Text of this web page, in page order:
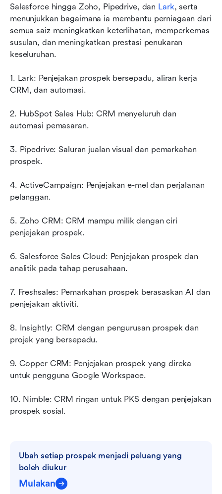
Salesforce hingga Zoho, Pipedrive, dan Lark, serta
menunjukkan bagaimana ia membantu perniagaan dari
semua saiz meningkatkan keterlihatan, memperkemas
susulan, dan meningkatkan prestasi penukaran
keseluruhan.
1. Lark: Penjejakan prospek bersepadu, aliran kerja
CRM, dan automasi.
2. HubSpot Sales Hub: CRM menyeluruh dan
automasi pemasaran.
3. Pipedrive: Saluran jualan visual dan pemarkahan
prospek.
4. ActiveCampaign: Penjejakan e-mel dan perjalanan
pelanggan.
5. Zoho CRM: CRM mampu milik dengan ciri
penjejakan prospek.
6. Salesforce Sales Cloud: Penjejakan prospek dan
analitik pada tahap perusahaan.
7. Freshsales: Pemarkahan prospek berasaskan AI dan
penjejakan aktiviti.
8. Insightly: CRM dengan pengurusan prospek dan
projek yang bersepadu.
9. Copper CRM: Penjejakan prospek yang direka
untuk pengguna Google Workspace.
10. Nimble: CRM ringan untuk PKS dengan penjejakan
prospek sosial.
Ubah setiap prospek menjadi peluang yang
boleh diukur
Mulakan
Soalan Lazim
Bacaan berkaitan